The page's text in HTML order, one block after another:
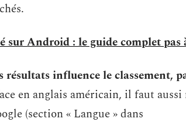
sur Android : le guide complet pas
résultats influence le classement,
en anglais américain, il faut
(section « Langue » dans